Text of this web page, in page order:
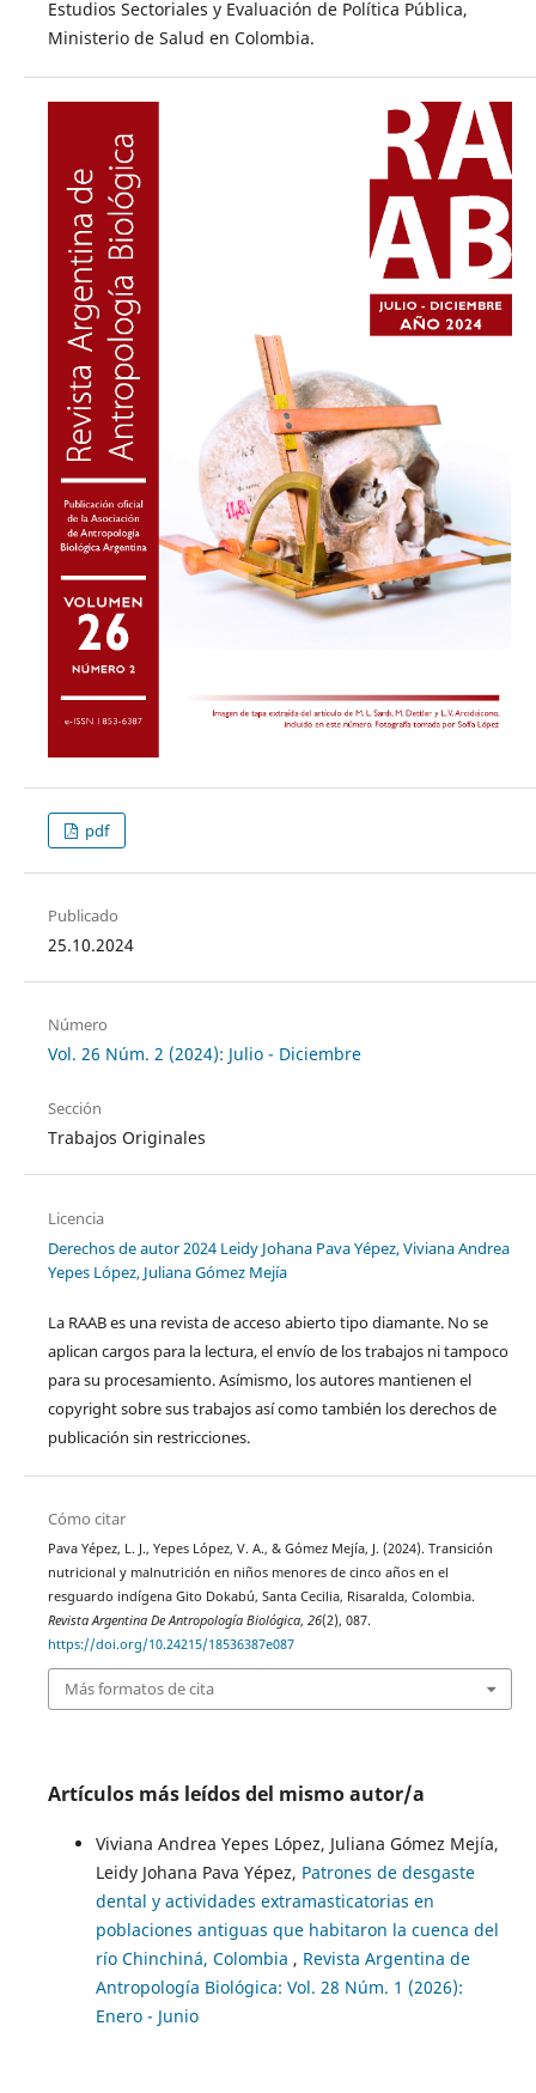
Estudios Sectoriales y Evaluación de Política Pública,
Ministerio de Salud en Colombia.
pdf
Publicado
25.10.2024
Número
Vol. 26 Núm. 2 (2024): Julio - Diciembre
Sección
Trabajos Originales
Licencia
Derechos de autor 2024 Leidy Johana Pava Yépez, Viviana Andrea
Yepes López, Juliana Gómez Mejía
La RAAB es una revista de acceso abierto tipo diamante. No se
aplican cargos para la lectura, el envío de los trabajos ni tampoco
para su procesamiento. Asímismo, los autores mantienen el
copyright sobre sus trabajos así como también los derechos de
publicación sin restricciones.
Cómo citar
Pava Yépez, L. J., Yepes López, V. A., & Gómez Mejía, J. (2024). Transición
nutricional y malnutrición en niños menores de cinco años en el
resguardo indígena Gito Dokabú, Santa Cecilia, Risaralda, Colombia.
Revista Argentina De Antropología Biológica, 26(2), 087.
https://doi.org/10.24215/18536387e087
Más formatos de cita
Artículos más leídos del mismo autor/a
Viviana Andrea Yepes López, Juliana Gómez Mejía,
Leidy Johana Pava Yépez, Patrones de desgaste
dental y actividades extramasticatorias en
poblaciones antiguas que habitaron la cuenca del
río Chinchiná, Colombia , Revista Argentina de
Antropología Biológica: Vol. 28 Núm. 1 (2026):
Enero - Junio